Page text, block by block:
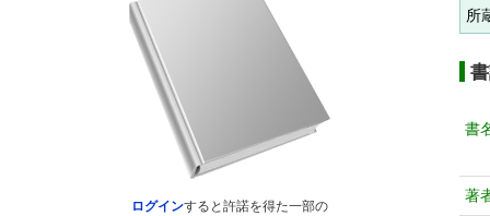
ログインすると許諾を得た一部の
所
書
著